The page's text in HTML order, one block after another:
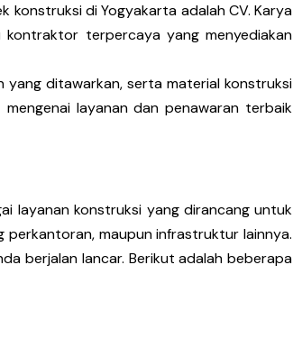
di Yogyakarta adalah CV. Karya
kontraktor terpercaya yang menyediakan
yang ditawarkan, serta material konstruksi
layanan dan penawaran terbaik
layanan konstruksi yang dirancang untuk
perkantoran, maupun infrastruktur lainnya.
berjalan lancar. Berikut adalah beberapa